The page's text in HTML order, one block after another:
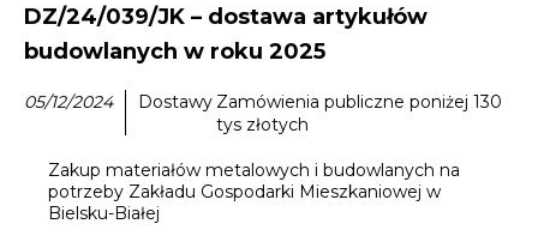
DZ/24/039/JK – dostawa artykułów
budowlanych w roku 2025
05/12/2024 Dostawy Zamówienia publiczne poniżej 130
tys złotych
Zakup materiałów metalowych i budowlanych na
potrzeby Zakładu Gospodarki Mieszkaniowej w
Bielsku-Białej